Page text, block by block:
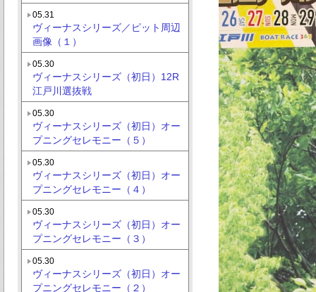
05.31
ヴィーナスシリーズ／ピット周辺
画像（１）
05.30
ヴィーナスシリーズ（初日）12R
江戸川選抜戦
05.30
ヴィーナスシリーズ（初日）オー
プニングセレモニー（５）
05.30
ヴィーナスシリーズ（初日）オー
プニングセレモニー（４）
05.30
ヴィーナスシリーズ（初日）オー
プニングセレモニー（３）
05.30
ヴィーナスシリーズ（初日）オー
プニングセレモニー（２）